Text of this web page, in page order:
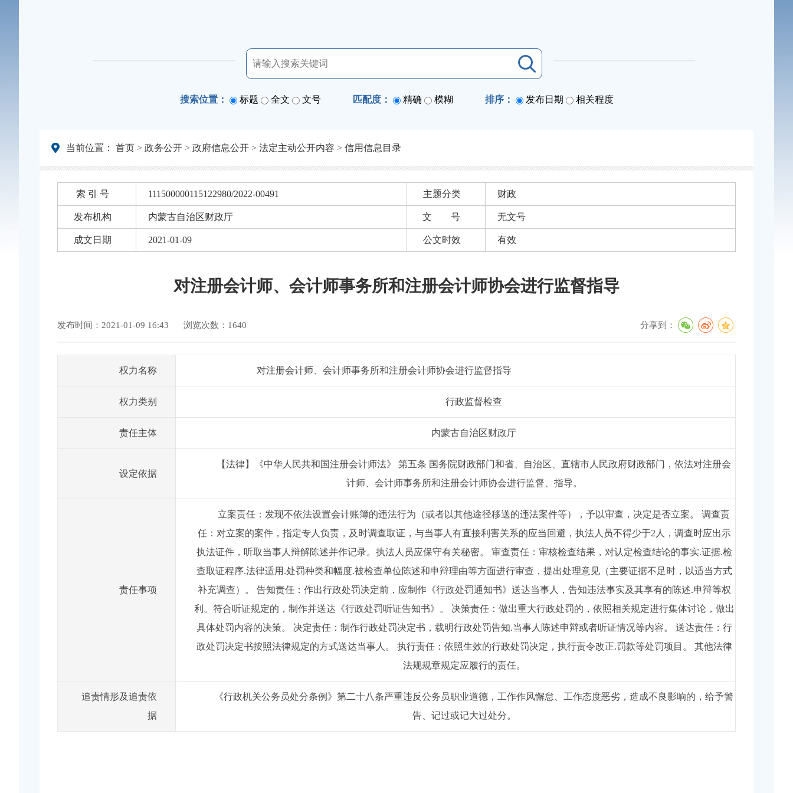
搜索位置： 标题 全文 文号 匹配度： 精确 模糊 排序： 发布日期 相关程度
当前位置： 首页 > 政务公开 > 政府信息公开 > 法定主动公开内容 > 信用信息目录
索 引 号 111500000115122980/2022-00491 主题分类 财政
发布机构 内蒙古自治区财政厅 文 号 无文号
成文日期 2021-01-09 公文时效 有效
对注册会计师、会计师事务所和注册会计师协会进行监督指导
发布时间：2021-01-09 16:43 浏览次数：1640 分享到：
权力名称 对注册会计师、会计师事务所和注册会计师协会进行监督指导
权力类别 行政监督检查
责任主体 内蒙古自治区财政厅
设定依据
【法律】《中华人民共和国注册会计师法》 第五条 国务院财政部门和省、自治区、直辖市人民政府财政部门，依法对注册会
计师、会计师事务所和注册会计师协会进行监督、指导。
责任事项
立案责任：发现不依法设置会计账簿的违法行为（或者以其他途径移送的违法案件等），予以审查，决定是否立案。 调查责
任：对立案的案件，指定专人负责，及时调查取证，与当事人有直接利害关系的应当回避，执法人员不得少于2人，调查时应出示
执法证件，听取当事人辩解陈述并作记录。执法人员应保守有关秘密。 审查责任：审核检查结果，对认定检查结论的事实.证据.检
查取证程序.法律适用.处罚种类和幅度.被检查单位陈述和申辩理由等方面进行审查，提出处理意见（主要证据不足时，以适当方式
补充调查）。 告知责任：作出行政处罚决定前，应制作《行政处罚通知书》送达当事人，告知违法事实及其享有的陈述.申辩等权
利。符合听证规定的，制作并送达《行政处罚听证告知书》。 决策责任：做出重大行政处罚的，依照相关规定进行集体讨论，做出
具体处罚内容的决策。 决定责任：制作行政处罚决定书，载明行政处罚告知.当事人陈述申辩或者听证情况等内容。 送达责任：行
政处罚决定书按照法律规定的方式送达当事人。 执行责任：依照生效的行政处罚决定，执行责令改正.罚款等处罚项目。 其他法律
法规规章规定应履行的责任。
追责情形及追责依
据
《行政机关公务员处分条例》第二十八条严重违反公务员职业道德，工作作风懈怠、工作态度恶劣，造成不良影响的，给予警
告、记过或记大过处分。